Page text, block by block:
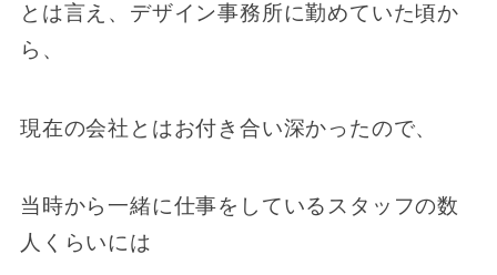
とは言え、デザイン事務所に勤めていた頃か
ら、
現在の会社とはお付き合い深かったので、
当時から一緒に仕事をしているスタッフの数
人くらいには